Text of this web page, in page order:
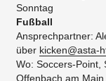
Sonntag
Fußball
Ansprechpartner:
über kicken@asta-
Wo: Soccers-Point,
Offenbach am Main